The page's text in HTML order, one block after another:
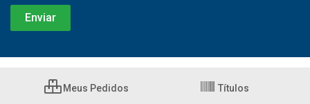
Meus Pedidos Títulos